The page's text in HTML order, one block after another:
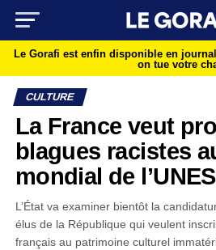
Le Gorafi est enfin disponible en
on tue votre
CULTURE
La France veut
blagues racistes
mondial de
L’État va examiner bientôt la
élus de la République qui veulent
français au patrimoine culturel